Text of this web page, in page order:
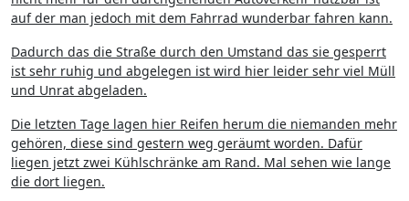
auf der man jedoch mit dem Fahrrad wunderbar fahren kann.
Dadurch das die Straße durch den Umstand das sie gesperrt
ist sehr ruhig und abgelegen ist wird hier leider sehr viel Müll
und Unrat abgeladen.
Die letzten Tage lagen hier Reifen herum die niemanden mehr
gehören, diese sind gestern weg geräumt worden. Dafür
liegen jetzt zwei Kühlschränke am Rand. Mal sehen wie lange
die dort liegen.